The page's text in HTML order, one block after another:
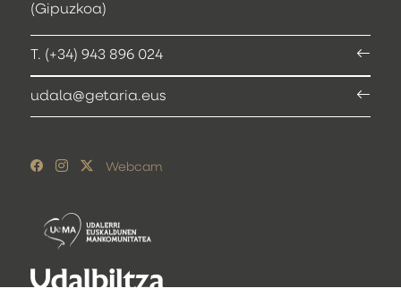
(Gipuzkoa)
T. (+34) 943 896 024
udala@getaria.eus
Webcam